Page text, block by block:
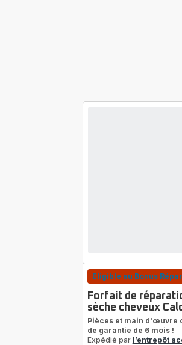
Eligible au Bonus
Forfait de
sèche cheveux
Pièces et main d'œuvre
de garantie de 6 mois !
Expédié par l’entrepôt